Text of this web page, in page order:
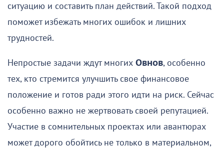
ситуацию и составить план действий. Такой подход
поможет избежать многих ошибок и лишних
трудностей.
Непростые задачи ждут многих Овнов, особенно
тех, кто стремится улучшить свое финансовое
положение и готов ради этого идти на риск. Сейчас
особенно важно не жертвовать своей репутацией.
Участие в сомнительных проектах или авантюрах
может дорого обойтись не только в материальном,